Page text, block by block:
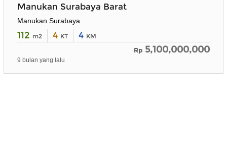
Manukan Surabaya Barat
Manukan Surabaya
112 m2 4 KT 4 KM
Rp 5,100,000,000
9 bulan yang lalu